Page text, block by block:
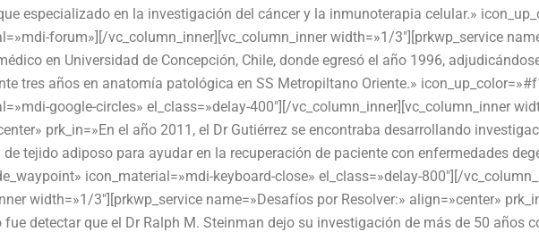
especializado en la investigación del cáncer y la inmunoterapia celular.»
forum»][/vc_column_inner][vc_column_inner width=»1/3″][prkwp_service
en Universidad de Concepción, Chile, donde egresó el año 1996,
tres años en anatomía patológica en SS Metropiltano Oriente.»
google-circles» el_class=»delay-400″][/vc_column_inner][vc_column_inner
prk_in=»En el año 2011, el Dr Gutiérrez se encontraba desarrollando
tejido adiposo para ayudar en la recuperación de paciente con enfermedades
icon_material=»mdi-keyboard-close» el_class=»delay-800″][/
width=»1/3″][prkwp_service name=»Desafíos por Resolver:» align=»center»
detectar que el Dr Ralph M. Steinman dejo su investigación de más de 50 años